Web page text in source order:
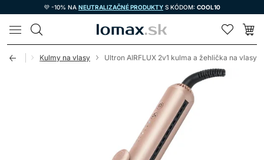
💜 -10% NA NEUTRALIZAČNÉ PRODUKTY S KÓDOM: COOL10
LOMAX
Elektro Kulmy na vlasy Ultron AIRFLUX 2v1 kulma a žehlička na vlasy